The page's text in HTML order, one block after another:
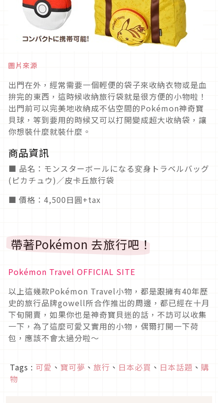
圖片來源
出門在外，經常需要一個輕便的袋子來收納衣物或是血
拚完的東西，這時候收納旅行袋就是很方便的小物啦！
出門前可以完美地收納成不佔空間的Pokémon神奇寶
貝球，等到要用的時候又可以打開變成超大收納袋，讓
你想裝什麼就裝什麼。
商品資訊
■ 品名：モンスターボールになる変身トラベルバッグ
(ピカチュウ)／皮卡丘旅行袋
■ 價格：4,500日圓+tax
帶著Pokémon 去旅行吧！
Pokémon Travel OFFICIAL SITE
以上這幾款Pokémon Travel小物，都是跟擁有40年歷
史的旅行品牌gowell所合作推出的周邊，都已經在十月
下旬開賣，如果你也是神奇寶貝迷的話，不訪可以收集
一下，為了這麼可愛又實用的小物，偶爾打開一下荷
包，應該不會太過分啦～
Tags : 可愛 、 寶可夢 、 旅行 、 日本必買 、 日本話題 、 購
物